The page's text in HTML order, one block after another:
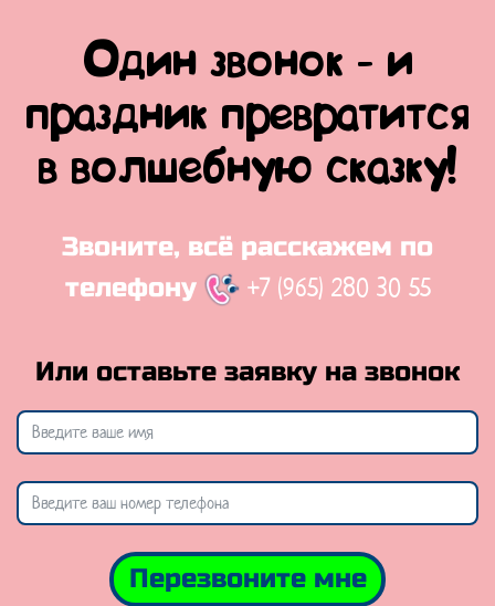
Один звонок - и
праздник превратится
в волшебную сказку!
Звоните, всё расскажем по
телефону
+7 (965) 280 30 55
Или оставьте заявку на звонок
Перезвоните мне